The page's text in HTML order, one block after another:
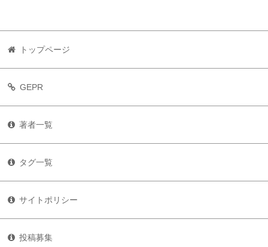
トップページ
GEPR
著者一覧
タグ一覧
サイトポリシー
投稿募集